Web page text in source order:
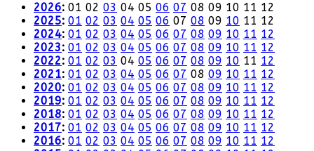
2026: 01 02 03 04 05 06 07 08 09 10 11 12
2025: 01 02 03 04 05 06 07 08 09 10 11 12
2024: 01 02 03 04 05 06 07 08 09 10 11 12
2023: 01 02 03 04 05 06 07 08 09 10 11 12
2022: 01 02 03 04 05 06 07 08 09 10 11 12
2021: 01 02 03 04 05 06 07 08 09 10 11 12
2020: 01 02 03 04 05 06 07 08 09 10 11 12
2019: 01 02 03 04 05 06 07 08 09 10 11 12
2018: 01 02 03 04 05 06 07 08 09 10 11 12
2017: 01 02 03 04 05 06 07 08 09 10 11 12
2016: 01 02 03 04 05 06 07 08 09 10 11 12